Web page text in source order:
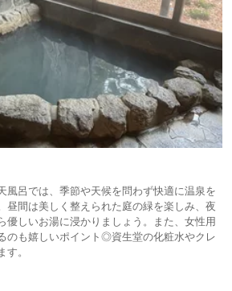
風呂では、季節や天候を問わず快適に温泉を
昼間は美しく整えられた庭の緑を楽しみ、夜
優しいお湯に浸かりましょう。また、女性用
のも嬉しいポイント◎資生堂の化粧水やクレ
。